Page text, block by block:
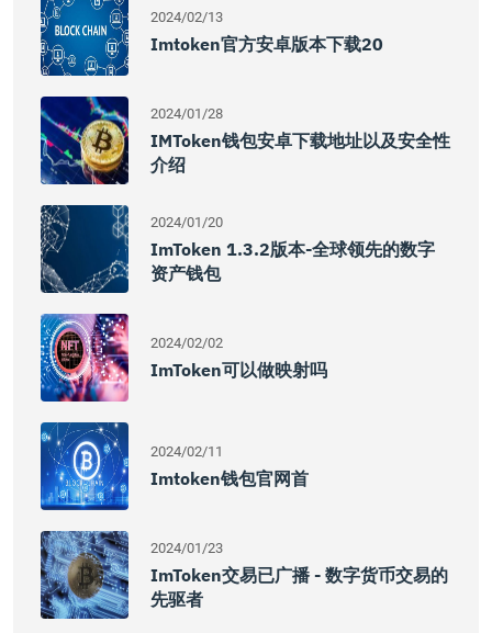
2024/02/13
Imtoken官方安卓版本下载20
2024/01/28
IMToken钱包安卓下载地址以及安全性
介绍
2024/01/20
ImToken 1.3.2版本-全球领先的数字
资产钱包
2024/02/02
ImToken可以做映射吗
2024/02/11
Imtoken钱包官网首
2024/01/23
ImToken交易已广播 - 数字货币交易的
先驱者